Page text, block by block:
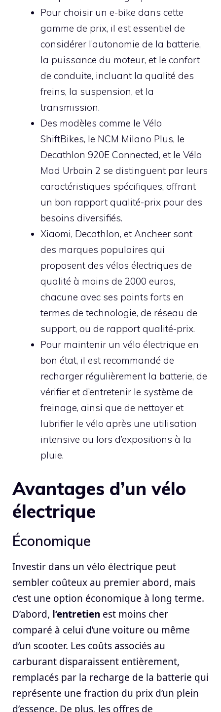
Pour choisir un e-bike dans cette
gamme de prix, il est essentiel de
considérer l’autonomie de la batterie,
la puissance du moteur, et le confort
de conduite, incluant la qualité des
freins, la suspension, et la
transmission.
Des modèles comme le Vélo
ShiftBikes, le NCM Milano Plus, le
Decathlon 920E Connected, et le Vélo
Mad Urbain 2 se distinguent par leurs
caractéristiques spécifiques, offrant
un bon rapport qualité-prix pour des
besoins diversifiés.
Xiaomi, Decathlon, et Ancheer sont
des marques populaires qui
proposent des vélos électriques de
qualité à moins de 2000 euros,
chacune avec ses points forts en
termes de technologie, de réseau de
support, ou de rapport qualité-prix.
Pour maintenir un vélo électrique en
bon état, il est recommandé de
recharger régulièrement la batterie, de
vérifier et d’entretenir le système de
freinage, ainsi que de nettoyer et
lubrifier le vélo après une utilisation
intensive ou lors d’expositions à la
pluie.
Avantages d’un vélo
électrique
Économique
Investir dans un vélo électrique peut
sembler coûteux au premier abord, mais
c’est une option économique à long terme.
D’abord, l’entretien est moins cher
comparé à celui d’une voiture ou même
d’un scooter. Les coûts associés au
carburant disparaissent entièrement,
remplacés par la recharge de la batterie qui
représente une fraction du prix d’un plein
d’essence. De plus, les offres de